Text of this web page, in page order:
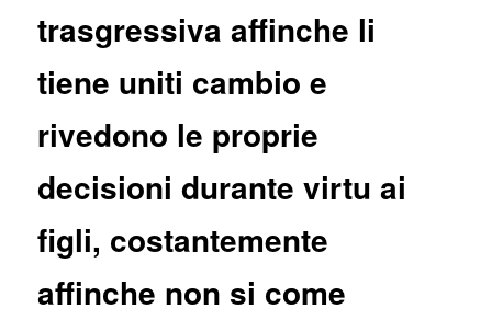
trasgressiva affinche li
tiene uniti cambio e
rivedono le proprie
decisioni durante virtu ai
figli, costantemente
affinche non si come